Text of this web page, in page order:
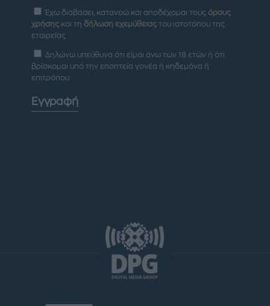
Έχω διαβάσει, κατανοώ και αποδέχομαι τους όρους
χρήσης και τη δήλωση εχεμύθειας του ιστοτόπου της
εταιρείας
Δηλώνω υπεύθυνα ότι είμαι άνω των 18 ετών ή ότι
βρίσκομαι υπό την εποπτεία γονέα ή κηδεμόνα ή
επιτρόπου
Εγγραφή